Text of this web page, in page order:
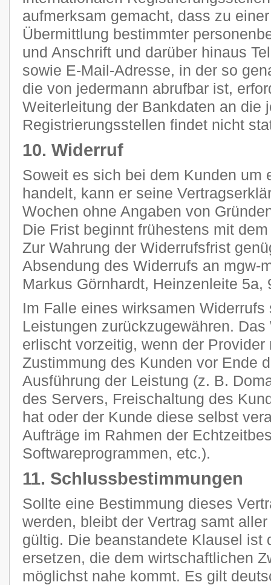
aufmerksam gemacht, dass zu
Übermittlung bestimmter
und Anschrift und darüber hinaus
sowie E-Mail-Adresse, in der so
die von jedermann abrufbar ist,
Weiterleitung der Bankdaten an die
Registrierungsstellen findet nicht
10. Widerruf
Soweit es sich bei dem Kunden um
handelt, kann er seine
Wochen ohne Angaben von
Die Frist beginnt frühestens mit
Zur Wahrung der Widerrufsfrist
Absendung des Widerrufs an mgw-
Markus Görnhardt, Heinzenleite 5a,
Im Falle eines wirksamen
Leistungen zurückzugewähren.
erlischt vorzeitig, wenn der
Zustimmung des Kunden vor Ende
Ausführung der Leistung (z. B.
des Servers, Freischaltung des
hat oder der Kunde diese selbst
Aufträge im Rahmen der
Softwareprogrammen, etc.).
11. Schlussbestimmungen
Sollte eine Bestimmung dieses
werden, bleibt der Vertrag samt
gültig. Die beanstandete Klausel ist
ersetzen, die dem wirtschaftlichen
möglichst nahe kommt. Es gilt